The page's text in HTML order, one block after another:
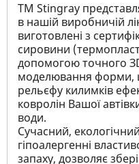
ТМ Stingray
в нашій виробничій
виготовлені з
сировини
допомогою точного
моделювання форми,
рельєфу килимків
ковролін Вашої
води.
Сучасний,
гіпоалергенні
запаху, дозволяє